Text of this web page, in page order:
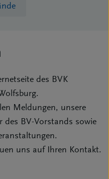
des BVK
Meldungen, unsere
des BV-Vorstands sowie
uns auf Ihren Kontakt.